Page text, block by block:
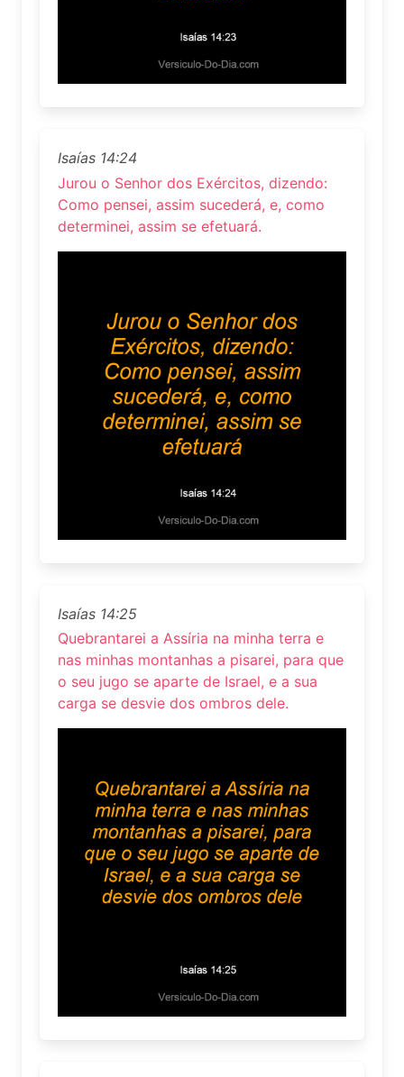
Isaías 14:24
Jurou o Senhor dos Exércitos, dizendo:
Como pensei, assim sucederá, e, como
determinei, assim se efetuará.
Isaías 14:25
Quebrantarei a Assíria na minha terra e
nas minhas montanhas a pisarei, para que
o seu jugo se aparte de Israel, e a sua
carga se desvie dos ombros dele.